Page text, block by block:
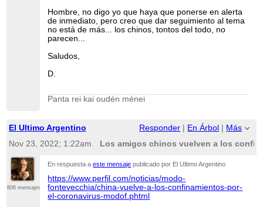
Hombre, no digo yo que haya que ponerse en alerta
de inmediato, pero creo que dar seguimiento al tema
no está de más... los chinos, tontos del todo, no
parecen...
Saludos,
D.
Panta rei kai oudén ménei
El Ultimo Argentino Responder | En Árbol | Más
Nov 23, 2022; 1:22am
Los amigos chinos vuelven a los
806 mensajes
En respuesta aeste mensaje publicado por El Ultimo Argentino
https://www.perfil.com/noticias/modo-
fontevecchia/china-vuelve-a-los-confinamientos-por-
el-coronavirus-modof.phtml